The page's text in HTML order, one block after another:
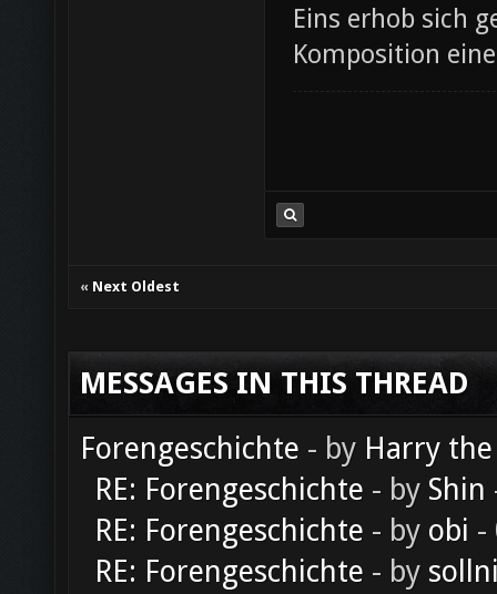
Eins erhob sich
Komposition
« Next Oldest
MESSAGES IN THIS THREAD
Forengeschichte - by Harry
RE: Forengeschichte - by Shin
RE: Forengeschichte - by obi -
RE: Forengeschichte - by